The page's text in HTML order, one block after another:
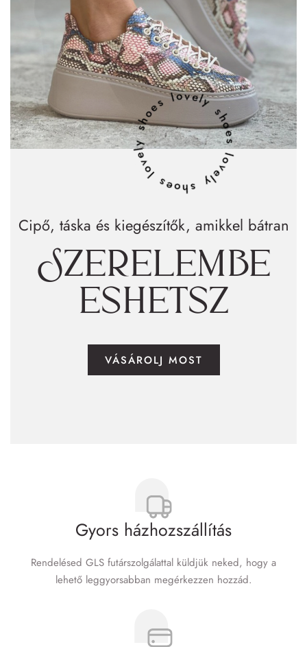
lovely shoes lovely shoes lovely shoes
Cipő, táska és kiegészítők, amikkel bátran
Szerelembe
eshetsz
VÁSÁROLJ MOST
Gyors házhozszállítás
Rendelésed GLS futár­szolgálattal küldjük neked, hogy a
lehető leggyorsabban megérkezzen hozzád.